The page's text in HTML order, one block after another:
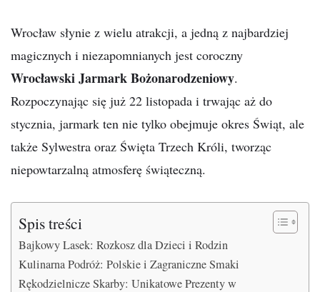
Wrocław słynie z wielu atrakcji, a jedną z najbardziej
magicznych i niezapomnianych jest coroczny
Wrocławski Jarmark Bożonarodzeniowy.
Rozpoczynając się już 22 listopada i trwając aż do
stycznia, jarmark ten nie tylko obejmuje okres Świąt, ale
także Sylwestra oraz Święta Trzech Króli, tworząc
niepowtarzalną atmosferę świąteczną.
Spis treści
Bajkowy Lasek: Rozkosz dla Dzieci i Rodzin
Kulinarna Podróż: Polskie i Zagraniczne Smaki
Rękodzielnicze Skarby: Unikatowe Prezenty w